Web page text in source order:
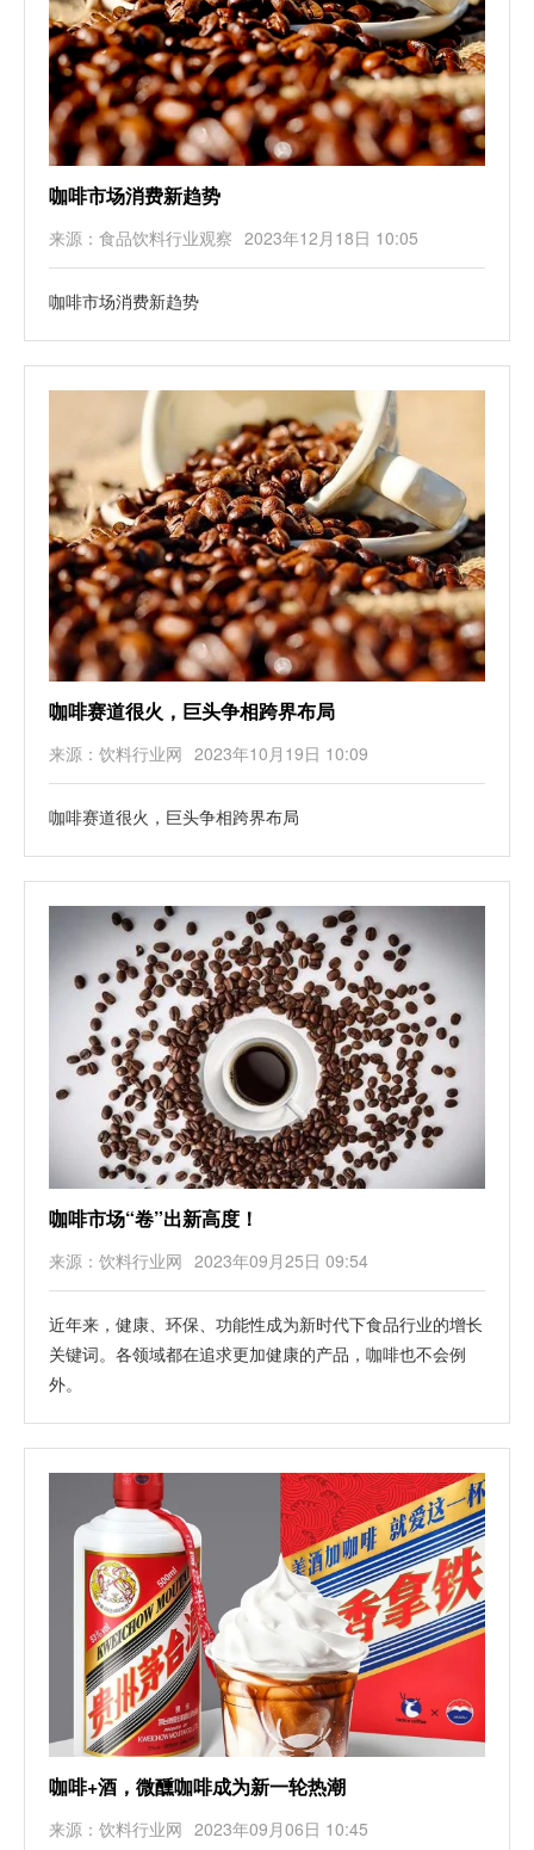
咖啡市场消费新趋势
来源：食品饮料行业观察 2023年12月18日 10:05
咖啡市场消费新趋势
咖啡赛道很火，巨头争相跨界布局
来源：饮料行业网 2023年10月19日 10:09
咖啡赛道很火，巨头争相跨界布局
咖啡市场“卷”出新高度！
来源：饮料行业网 2023年09月25日 09:54
近年来，健康、环保、功能性成为新时代下食品行业的增长
关键词。各领域都在追求更加健康的产品，咖啡也不会例
外。
咖啡+酒，微醺咖啡成为新一轮热潮
来源：饮料行业网 2023年09月06日 10:45